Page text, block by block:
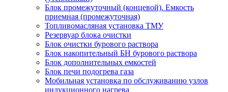
Блок промежуточный (концевой). Емкость
приемная (промежуточная)
Топливомасляная установка ТМУ
Резервуар блока очистки
Блок очистки бурового раствора
Блок накопительный БН бурового раствора
Блок дополнительных емкостей
Блок печи подогрева газа
Мобильная установка по обслуживанию узлов
индукционного нагрева